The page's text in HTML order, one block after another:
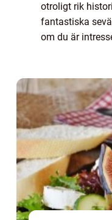
otroligt rik
fantastiska
om du är